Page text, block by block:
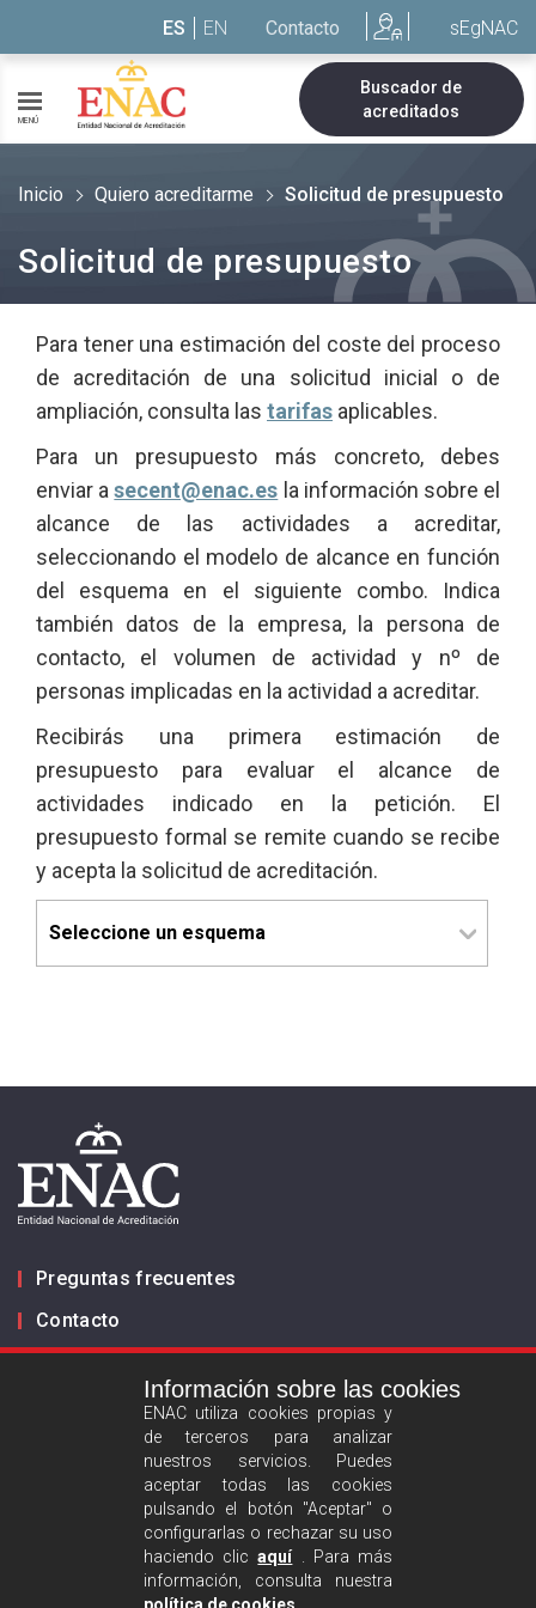
ES EN Contacto sEgNAC
MENÚ
Buscador de
acreditados
Inicio Quiero acreditarme Solicitud de presupuesto
Solicitud de presupuesto
Para tener una estimación del coste del proceso
de acreditación de una solicitud inicial o de
ampliación, consulta las tarifas aplicables.
Para un presupuesto más concreto, debes
enviar asecent@enac.es la información sobre el
alcance de las actividades a acreditar,
seleccionando el modelo de alcance en función
del esquema en el siguiente combo. Indica
también datos de la empresa, la persona de
contacto, el volumen de actividad y nº de
personas implicadas en la actividad a acreditar.
Recibirás una primera estimación de
presupuesto para evaluar el alcance de
actividades indicado en la petición. El
presupuesto formal se remite cuando se recibe
y acepta la solicitud de acreditación.
Preguntas frecuentes
Contacto
Política de privacidad
Política de cookies
Información sobre las cookies
ENAC utiliza cookies propias y
de terceros para analizar
nuestros servicios. Puedes
aceptar todas las cookies
pulsando el botón "Aceptar" o
configurarlas o rechazar su uso
haciendo clicaquí. Para más
información, consulta nuestra